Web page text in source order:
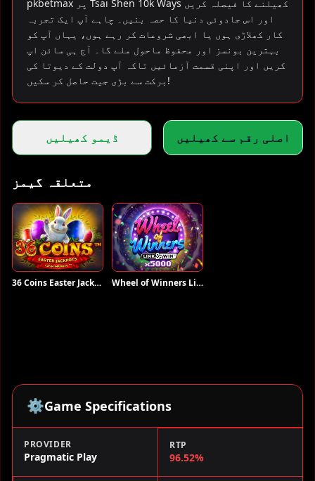
pkbetmax پر Tsai Shen 10k Ways کھیلنے کا فیصلہ کریں
اور اس جادوئی دنیا کا حصہ بنیں۔ چاہے آپ ایک تجربہ
کار کھلاڑی ہوں یا ابھی شروعات کر رہے ہوں، یہاں آپ کو
بہترین بونسز اور محفوظ ماحول ملے گا۔ آج ہی سائن اپ
کریں اور اپنی قسمت آزمائیں تاکہ آپ دولت کے دیوتا کی
برکت سے بڑی جیت حاصل کر سکیں!
ڈیمو کھیلیں اصلی رقم سے کھیلیں
متعلقہ گیمز
36 Coins Easter Jackpots Wheel of Winners Link and Win
⚙️Game Specifications
PROVIDER
Pragmatic Play
RTP
96.52%